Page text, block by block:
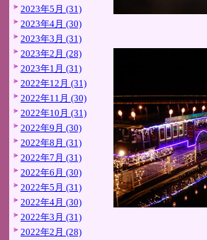
2023年5月 (31)
2023年4月 (30)
2023年3月 (31)
2023年2月 (28)
2023年1月 (31)
2022年12月 (31)
2022年11月 (30)
2022年10月 (31)
2022年9月 (30)
2022年8月 (31)
2022年7月 (31)
2022年6月 (30)
2022年5月 (31)
2022年4月 (30)
2022年3月 (31)
2022年2月 (28)